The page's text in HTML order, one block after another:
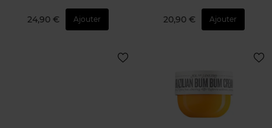
24,90 € Ajouter 20,90 € Ajouter